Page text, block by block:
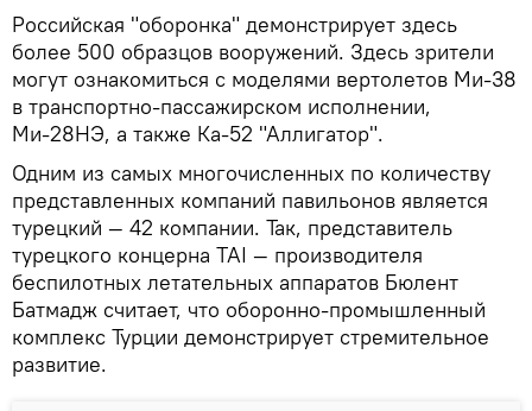
Российская "оборонка" демонстрирует здесь
более 500 образцов вооружений. Здесь зрители
могут ознакомиться с моделями вертолетов Ми-38
в транспортно-пассажирском исполнении,
Ми-28НЭ, а также Ка-52 "Аллигатор".
Одним из самых многочисленных по количеству
представленных компаний павильонов является
турецкий — 42 компании. Так, представитель
турецкого концерна TAI — производителя
беспилотных летательных аппаратов Бюлент
Батмадж считает, что оборонно-промышленный
комплекс Турции демонстрирует стремительное
развитие.